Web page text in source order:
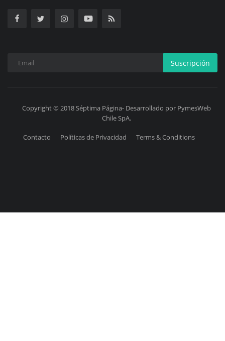
Suscripción
Copyright © 2018 Séptima Página- Desarrollado por PymesWeb
Chile SpA.
Contacto Políticas de Privacidad Terms & Conditions